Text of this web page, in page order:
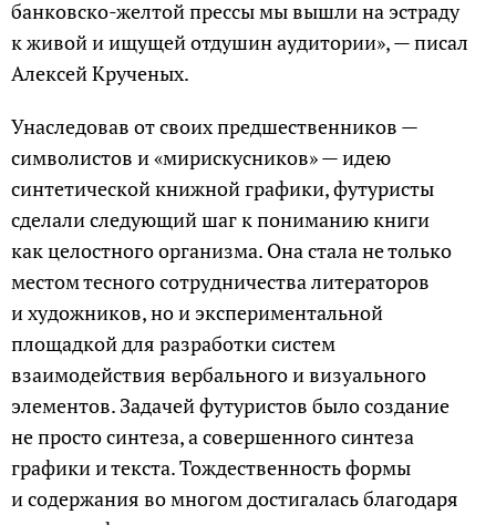
банковско-желтой прессы мы вышли на эстраду
к живой и ищущей отдушин аудитории», — писал
Алексей Крученых.
Унаследовав от своих предшественников —
символистов и «мирискусников» — идею
синтетической книжной графики, футуристы
сделали следующий шаг к пониманию книги
как целостного организма. Она стала не только
местом тесного сотрудничества литераторов
и художников, но и экспериментальной
площадкой для разработки систем
взаимодействия вербального и визуального
элементов. Задачей футуристов было создание
не просто синтеза, а совершенного синтеза
графики и текста. Тождественность формы
и содержания во многом достигалась благодаря